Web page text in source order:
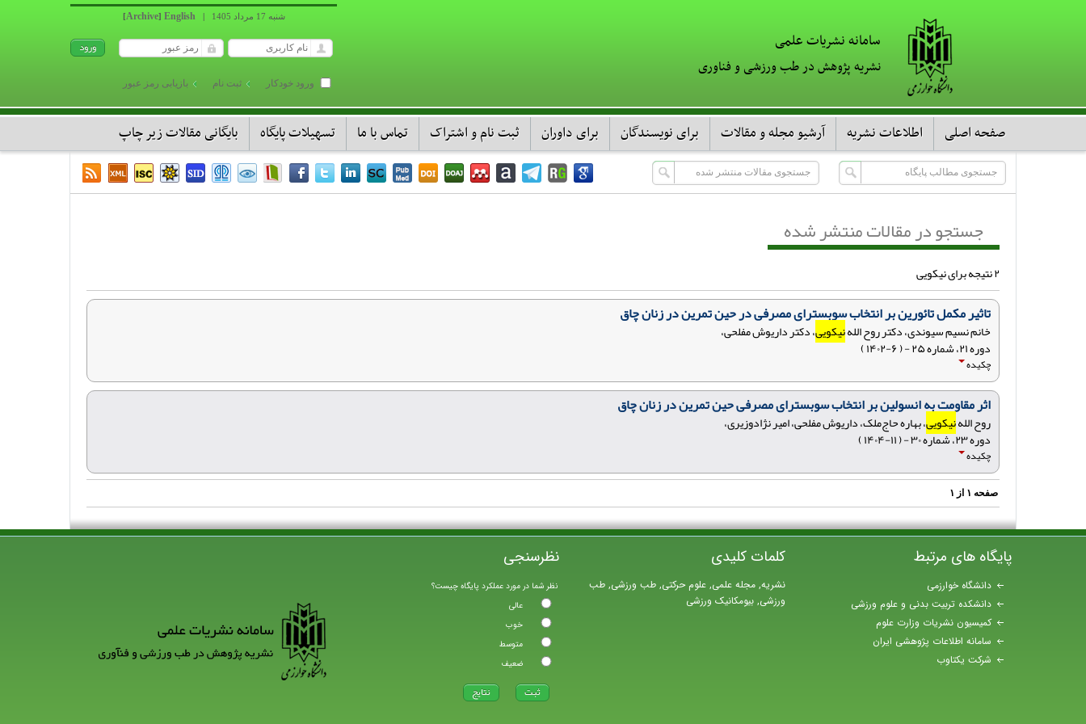
سامانه نشریات علمی
نشریه پژوهش در طب ورزشی و فناوری
شنبه 17 مرداد 1405 |
English
[Archive]
ورود خودکار ثبت نام بازیابی رمز عبور
صفحه اصلی اطلاعات نشریه آرشیو مجله و مقالات برای نویسندگان برای داوران ثبت نام و اشتراک تماس با ما تسهیلات پایگاه بایگانی مقالات زیر چاپ
جستجو در مقالات منتشر شده
۲ نتیجه برای نیکویی
تاثیر مکمل تائورین بر انتخاب سوبسترای مصرفی در حین تمرین در زنان چاق
خانم نسیم سیوندی، دکتر روح اللهنیکویی، دکتر داریوش مفلحی،
دوره ۲۱، شماره ۲۵ - ( ۶-۱۴۰۲ )
چکیده
اثر مقاومت به انسولین بر انتخاب سوبسترای مصرفی حین تمرین در زنان چاق
روح اللهنیکویی، بهاره حاج‌ملک، داریوش مفلحی، امیر نژادوزیری،
دوره ۲۳، شماره ۳۰ - ( ۱۱-۱۴۰۴ )
چکیده
صفحه ۱ از ۱
پایگاه های مرتبط
دانشگاه خوارزمی
دانشکده تربیت بدنی و علوم ورزشی
کمیسیون نشریات وزارت علوم
سامانه اطلاعات پژوهشی ایران
شرکت یکتاوب
کلمات کلیدی
نشریه, مجله علمی, علوم حرکتی, طب ورزشی, طب
ورزشی, بیومکانیک ورزشی
نظرسنجی
نظر شما در مورد عملکرد پایگاه چیست؟
عالی
خوب
متوسط
ضعیف